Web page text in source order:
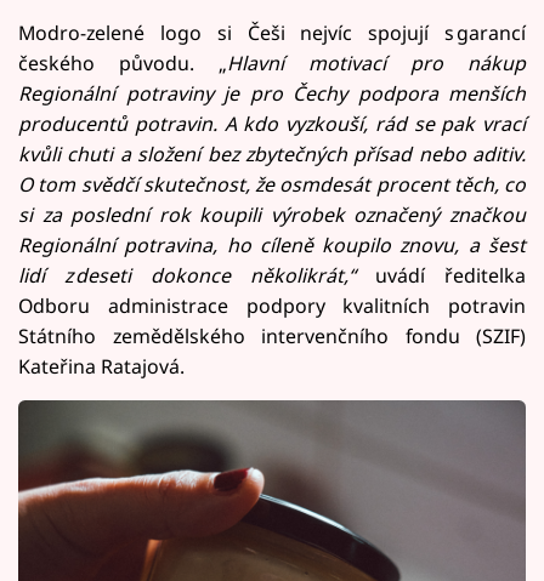
Modro-zelené logo si Češi nejvíc spojují s garancí
českého původu. „Hlavní motivací pro nákup
Regionální potraviny je pro Čechy podpora menších
producentů potravin. A kdo vyzkouší, rád se pak vrací
kvůli chuti a složení bez zbytečných přísad nebo aditiv.
O tom svědčí skutečnost, že osmdesát procent těch, co
si za poslední rok koupili výrobek označený značkou
Regionální potravina, ho cíleně koupilo znovu, a šest
lidí z deseti dokonce několikrát,“ uvádí ředitelka
Odboru administrace podpory kvalitních potravin
Státního zemědělského intervenčního fondu (SZIF)
Kateřina Ratajová.